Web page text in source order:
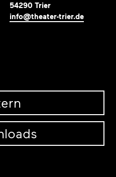
54290 Trier
info@theater-trier.de